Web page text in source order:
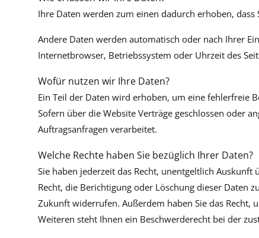
Ihre Daten werden zum einen dadurch erhoben,
Andere Daten werden automatisch oder nach Ihrer
Internetbrowser, Betriebssystem oder Uhrzeit des
Wofür nutzen wir Ihre Daten?
Ein Teil der Daten wird erhoben, um eine fehlerfreie
Sofern über die Website Verträge geschlossen oder
Auftragsanfragen verarbeitet.
Welche Rechte haben Sie bezüglich Ihrer Daten?
Sie haben jederzeit das Recht, unentgeltlich
Recht, die Berichtigung oder Löschung dieser Daten
Zukunft widerrufen. Außerdem haben Sie das Recht,
Weiteren steht Ihnen ein Beschwerderecht bei der